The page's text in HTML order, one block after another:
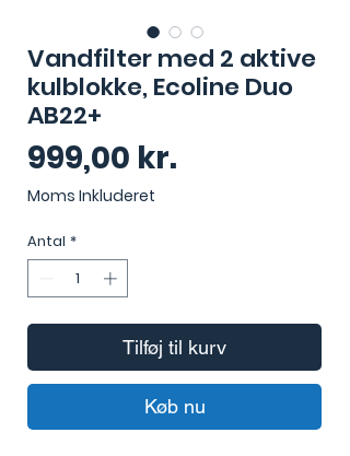
Vandfilter med 2 aktive
kulblokke, Ecoline Duo
AB22+
999,00 kr.
Moms Inkluderet
Antal *
Tilføj til kurv
Køb nu